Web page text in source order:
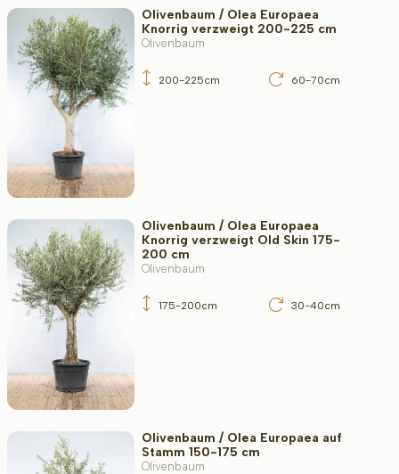
Olivenbaum / Olea Europaea
Knorrig verzweigt 200-225 cm
Olivenbaum
200-225cm 60-70cm
Olivenbaum / Olea Europaea
Knorrig verzweigt Old Skin 175-
200 cm
Olivenbaum
175-200cm 30-40cm
Olivenbaum / Olea Europaea auf
Stamm 150-175 cm
Olivenbaum